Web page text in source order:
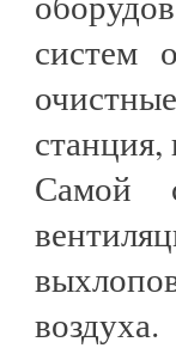
систем
Самой
воздуха.